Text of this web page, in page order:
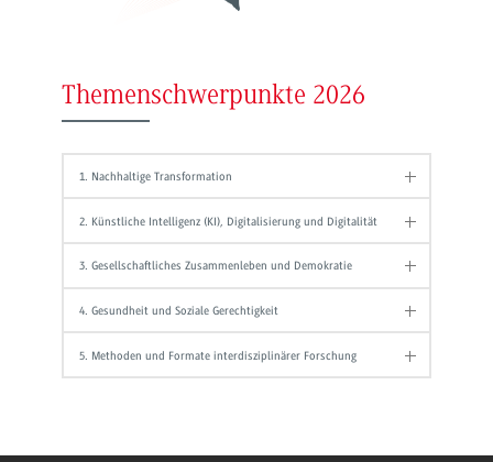
Themenschwerpunkte 2026
1. Nachhaltige Transformation
2. Künstliche Intelligenz (KI), Digitalisierung und Digitalität
3. Gesellschaftliches Zusammenleben und Demokratie
4. Gesundheit und Soziale Gerechtigkeit
5. Methoden und Formate interdisziplinärer Forschung